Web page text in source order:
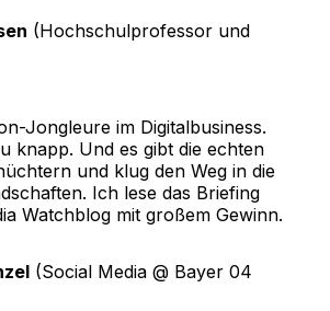
(Hochschulprofessor und
Jongleure im Digitalbusiness.
knapp. Und es gibt die echten
und klug den Weg in die
Ich lese das Briefing
Watchblog mit großem Gewinn.
(Social Media @ Bayer 04